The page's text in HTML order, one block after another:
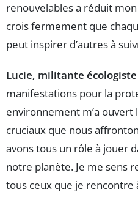
renouvelables a réduit
crois fermement que
peut inspirer d’autres à
Lucie, militante écologiste
manifestations pour la
environnement m’a ouvert
cruciaux que nous
avons tous un rôle à jouer
notre planète. Je me sens
tous ceux que je rencontre